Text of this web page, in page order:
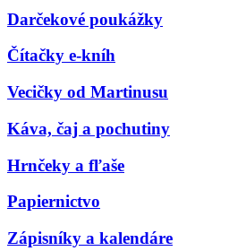
Darčekové poukážky
Čítačky e-kníh
Vecičky od Martinusu
Káva, čaj a pochutiny
Hrnčeky a fľaše
Papiernictvo
Zápisníky a kalendáre